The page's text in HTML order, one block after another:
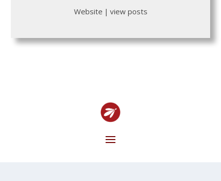
Website | view posts